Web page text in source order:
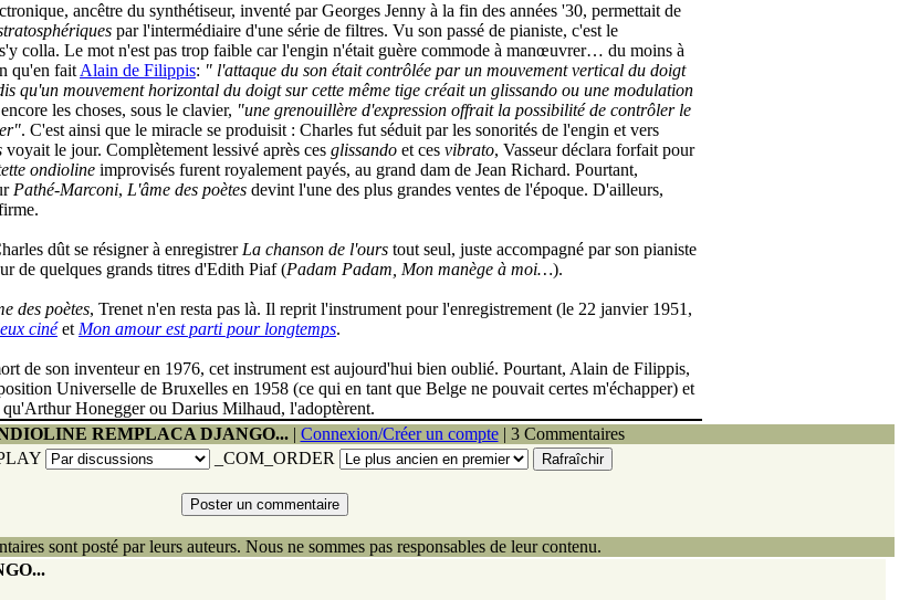
ancêtre du synthétiseur, inventé par Georges Jenny à la fin des années '30, permettait de
par l'intermédiaire d'une série de filtres. Vu son passé de pianiste, c'est le
colla. Le mot n'est pas trop faible car l'engin n'était guère commode à manœuvrer… du moins à
qu'en fait Alain de Filippis: " l'attaque du son était contrôlée par un mouvement vertical du doigt
qu'un mouvement horizontal du doigt sur cette même tige créait un glissando ou une modulation
les choses, sous le clavier, "une grenouillère d'expression offrait la possibilité de contrôler le
. C'est ainsi que le miracle se produisit : Charles fut séduit par les sonorités de l'engin et vers
voyait le jour. Complètement lessivé après ces glissando et ces vibrato, Vasseur déclara forfait pour
ondioline improvisés furent royalement payés, au grand dam de Jean Richard. Pourtant,
Pathé-Marconi, L'âme des poètes devint l'une des plus grandes ventes de l'époque. D'ailleurs,
dût se résigner à enregistrer La chanson de l'ours tout seul, juste accompagné par son pianiste
de quelques grands titres d'Edith Piaf (Padam Padam, Mon manège à moi…).
des poètes, Trenet n'en resta pas là. Il reprit l'instrument pour l'enregistrement (le 22 janvier 1951,
cinéet Mon amour est parti pour longtemps.
de son inventeur en 1976, cet instrument est aujourd'hui bien oublié. Pourtant, Alain de Filippis,
Universelle de Bruxelles en 1958 (ce qui en tant que Belge ne pouvait certes m'échapper) et
Honegger ou Darius Milhaud, l'adoptèrent.
REMPLACA DJANGO...| Connexion/Créer un compte| 3 Commentaires
_COM_ORDER
sont posté par leurs auteurs. Nous ne sommes pas responsables de leur contenu.